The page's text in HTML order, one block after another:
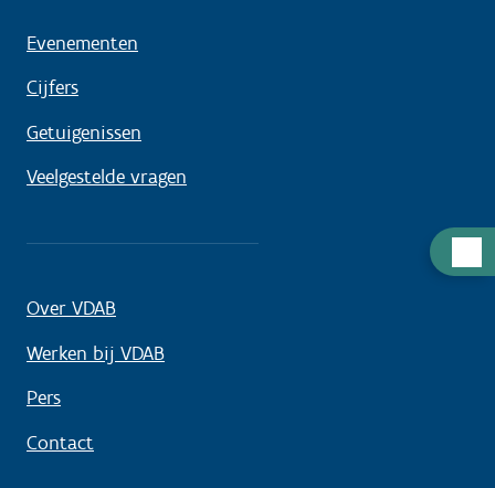
Evenementen
Cijfers
Getuigenissen
Veelgestelde vragen
Over VDAB
Werken bij VDAB
Pers
Contact